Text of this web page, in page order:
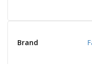
Brand